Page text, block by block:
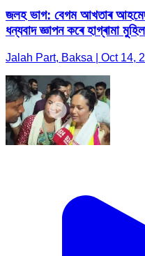
জলহ ভাগ: বেগম আখতাৰ
ধন্যবাদ জ্ঞাপন কৰে হাগ্ৰামা
Jalah Part, Baksa | Oct 14,